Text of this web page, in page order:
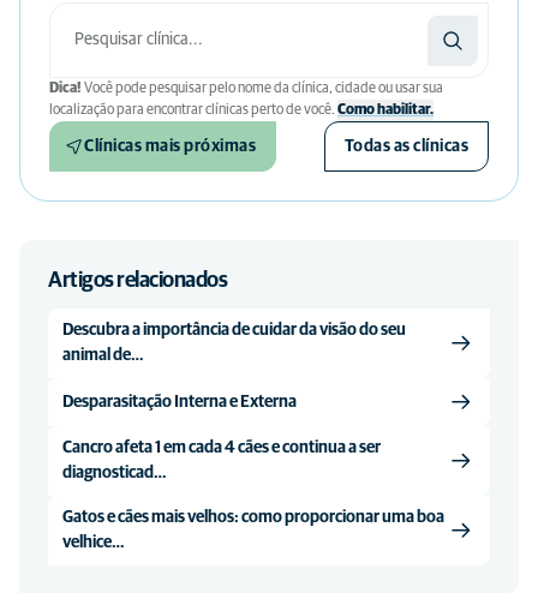
Dica! Você pode pesquisar pelo nome da clínica, cidade ou usar sua
localização para encontrar clínicas perto de você. Como habilitar.
Clínicas mais próximas Todas as clínicas
Artigos relacionados
Descubra a importância de cuidar da visão do seu
animal de…
Desparasitação Interna e Externa
Cancro afeta 1 em cada 4 cães e continua a ser
diagnosticad…
Gatos e cães mais velhos: como proporcionar uma boa
velhice…